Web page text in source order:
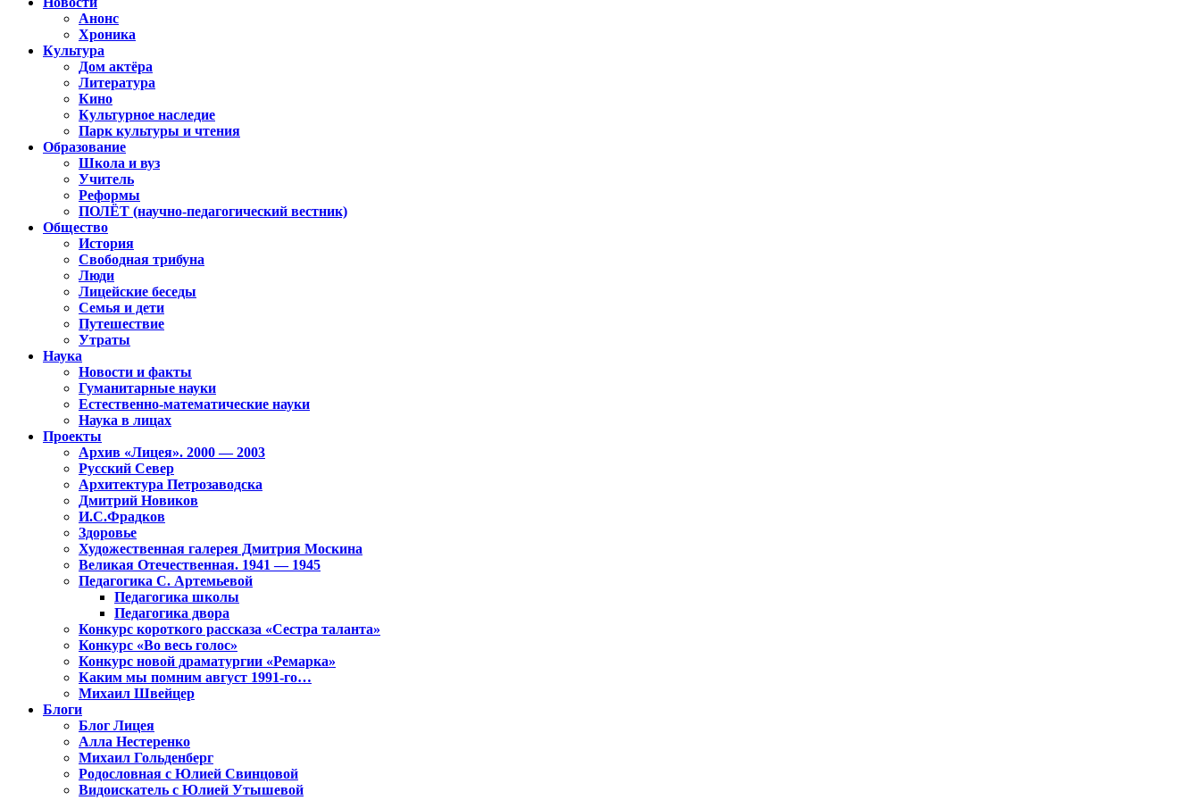
Анонс
Хроника
Культура
Дом актёра
Литература
Кино
Культурное наследие
Парк культуры и чтения
Образование
Школа и вуз
Учитель
Реформы
ПОЛЁТ (научно-педагогический вестник)
Общество
История
Свободная трибуна
Люди
Лицейские беседы
Семья и дети
Путешествие
Утраты
Наука
Новости и факты
Гуманитарные науки
Естественно-математические науки
Наука в лицах
Проекты
Архив «Лицея». 2000 — 2003
Русский Север
Архитектура Петрозаводска
Дмитрий Новиков
И.С.Фрадков
Здоровье
Художественная галерея Дмитрия Москина
Великая Отечественная. 1941 — 1945
Педагогика С. Артемьевой
Педагогика школы
Педагогика двора
Конкурс короткого рассказа «Сестра таланта»
Конкурс «Во весь голос»
Конкурс новой драматургии «Ремарка»
Каким мы помним август 1991-го…
Михаил Швейцер
Блоги
Блог Лицея
Алла Нестеренко
Михаил Гольденберг
Родословная с Юлией Свинцовой
Видоискатель с Юлией Утышевой